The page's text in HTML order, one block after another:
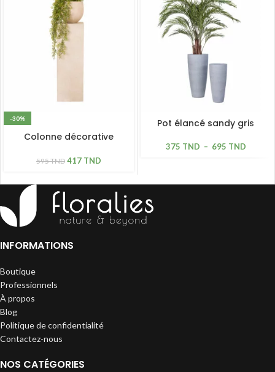
-30%
Colonne décorative
595TND 417 TND
Pot élancé sandy gris
375 TND – 695 TND
INFORMATIONS
Boutique
Professionnels
À propos
Blog
Politique de confidentialité
Contactez-nous
NOS CATÉGORIES